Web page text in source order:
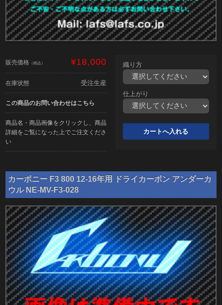
販売価格 （税込） ¥18,000
在庫状態 受注生産
この商品のお問い合わせはこちら
商品名・商品画像をクリックし、商品
詳細をご覧になった上でご注文くださ
い
織り方
仕上がり
カーボニー F3 800 12-16年用 ドライカーボン アンダーカ
ウル NE-MV-F3-028